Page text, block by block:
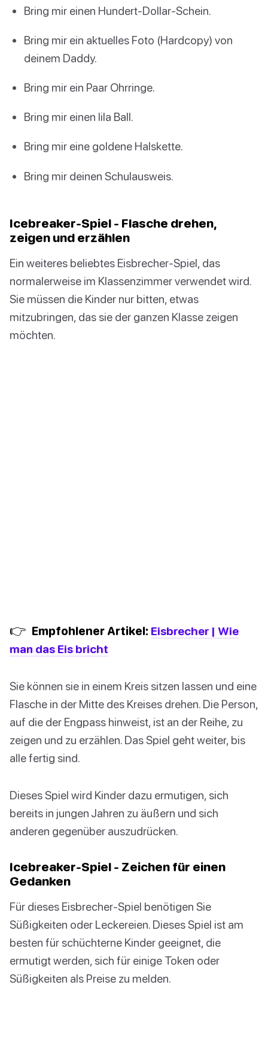
Bring mir einen Hundert-Dollar-Schein.
Bring mir ein aktuelles Foto (Hardcopy) von
deinem Daddy.
Bring mir ein Paar Ohrringe.
Bring mir einen lila Ball.
Bring mir eine goldene Halskette.
Bring mir deinen Schulausweis.
Icebreaker-Spiel - Flasche drehen,
zeigen und erzählen
Ein weiteres beliebtes Eisbrecher-Spiel, das
normalerweise im Klassenzimmer verwendet wird.
Sie müssen die Kinder nur bitten, etwas
mitzubringen, das sie der ganzen Klasse zeigen
möchten.
👉 Empfohlener Artikel: Eisbrecher | Wie
man das Eis bricht
Sie können sie in einem Kreis sitzen lassen und eine
Flasche in der Mitte des Kreises drehen. Die Person,
auf die der Engpass hinweist, ist an der Reihe, zu
zeigen und zu erzählen. Das Spiel geht weiter, bis
alle fertig sind.
Dieses Spiel wird Kinder dazu ermutigen, sich
bereits in jungen Jahren zu äußern und sich
anderen gegenüber auszudrücken.
Icebreaker-Spiel - Zeichen für einen
Gedanken
Für dieses Eisbrecher-Spiel benötigen Sie
Süßigkeiten oder Leckereien. Dieses Spiel ist am
besten für schüchterne Kinder geeignet, die
ermutigt werden, sich für einige Token oder
Süßigkeiten als Preise zu melden.